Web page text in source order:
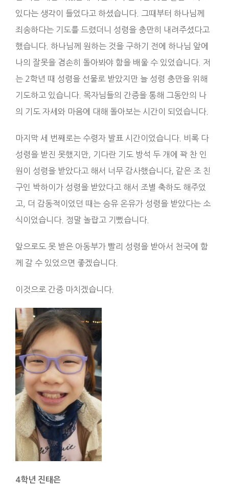
있다는 생각이 들었다고 하셨습니다. 그때부터 하나님께
죄송하다는 기도를 드렸더니 성령을 충만히 내려주셨다고
했습니다. 하나님께 원하는 것을 구하기 전에 하나님 앞에
나의 잘못을 겸손히 돌아봐야 함을 배울 수 있었습니다. 저
는 2학년 때 성령을 선물로 받았지만 늘 성령 충만을 위해
기도하고 있습니다. 목자님들의 간증을 통해 그동안의 나
의 기도 자세와 마음에 대해 돌아보는 시간이 되었습니다.
마지막 세 번째로는 수령자 발표 시간이었습니다. 비록 다
성령을 받진 못했지만, 기다란 기도 방석 두 개에 꽉 찬 인
원이 성령을 받았다고 해서 너무 감사했습니다, 같은 조 친
구인 박하이가 성령을 받았다고 해서 조별 축하도 해주었
고, 더 감동적이었던 때는 승유 온유가 성령을 받았다는 소
식이었습니다. 정말 놀랍고 기뻤습니다.
앞으로도 못 받은 아동부가 빨리 성령을 받아서 천국에 함
께 갈 수 있었으면 좋겠습니다.
이것으로 간증 마치겠습니다.
4학년 진태은